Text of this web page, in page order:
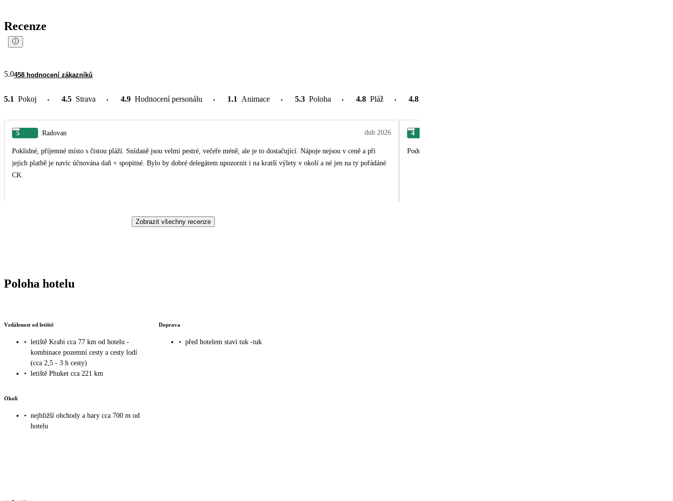
Recenze
5.0458 hodnocení zákazníků
5.1 Pokoj 4.5 Strava 4.9 Hodnocení personálu 1.1 Animace 5.3 Poloha 4.8 Pláž 4.8
5 Radovan dub 2026
Poklidné, příjemné místo s čistou pláží. Snídaně jsou velmi pestré, večeře méně, ale je to dostačující. Nápoje nejsou v ceně a při
jejich platbě je navíc účnována daň + spopitné. Bylo by dobré delegátem upozornit i na kratší výlety v okolí a né jen na ty pořádáné
CK.
4
Zobrazit všechny recenze
Poloha hotelu
Vzdálenost od letiště
• letiště Krabi cca 77 km od hotelu -
kombinace pozemní cesty a cesty lodí
(cca 2,5 - 3 h cesty)
• letiště Phuket cca 221 km
Doprava
• před hotelem staví tuk -tuk
Okolí
• nejbližší obchody a bary cca 700 m od
hotelu